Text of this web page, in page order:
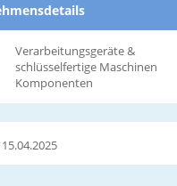
Verarbeitungsgeräte &
schlüsselfertige Maschinen
Komponenten
15.04.2025